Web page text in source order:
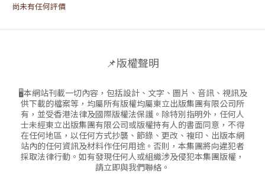
尚未有任何評價
📌版權聲明
🖥本網站刊載一切內容，包括設計、文字、圖片、音訊、視訊及
供下載的檔案等，均屬所有版權均屬東立出版集團有限公司所
有，並受香港法律及國際版權法保護。除特別指明外，任何人
士未經東立出版集團有限公司或版權持有人的書面同意，不得
在任何地區，以任何方式抄襲、節錄、更改、複印、出版本網
站內的任何資訊及材料作任何用途。否則，本集團將向違犯者
採取法律行動。如有發現任何人或組織涉及侵犯本集團版權，
請立即與我們聯絡。